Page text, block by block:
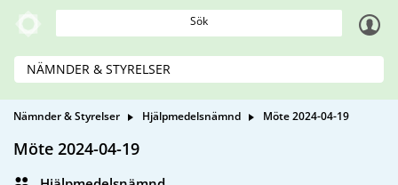
Sök
NÄMNDER & STYRELSER
Nämnder & Styrelser Hjälpmedelsnämnd Möte 2024-04-19
Möte 2024-04-19